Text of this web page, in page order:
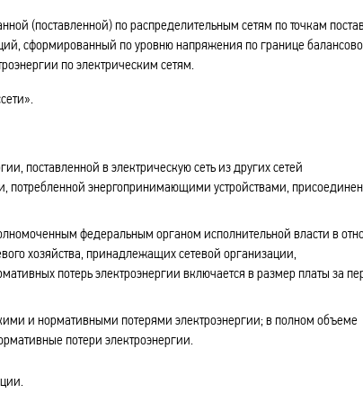
(поставленной) по распределительным сетям по точкам
сформированный по уровню напряжения по границе
по электрическим сетям.
поставленной в электрическую сеть из других сетей
потребленной энергопринимающими устройствами,
федеральным органом исполнительной власти в
хозяйства, принадлежащих сетевой организации,
потерь электроэнергии включается в размер платы за
и нормативными потерями электроэнергии; в полном объеме
потери электроэнергии.